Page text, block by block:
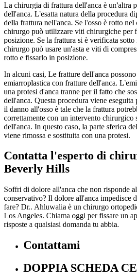
La chirurgia di frattura dell'anca è un'altra
dell'anca. L'esatta natura della procedura
della frattura nell'anca. Se l'osso è rotto
chirurgo può utilizzare viti chirurgiche per
posizione. Se la frattura si è verificata
chirurgo può usare un'asta e viti di
rotto e fissarlo in posizione.
In alcuni casi, Le fratture dell'anca
emiarroplastica con fratture dell'anca.
una protesi d'anca tranne per il fatto che
dell'anca. Questa procedura viene eseguita
il danno all'osso è tale che la frattura
correttamente con un intervento chirurgico
dell'anca. In questo caso, la parte sferica
viene rimossa e sostituita con una protesi.
Contatta l'esperto di
Beverly Hills
Soffri di dolore all'anca che non risponde
conservativo? Il dolore all'anca impedisce
fare? Dr.. Ahluwalia è un chirurgo
Los Angeles. Chiama oggi per fissare un
risposte a qualsiasi domanda tu abbia.
Contattami
DOPPIA SCHEDA